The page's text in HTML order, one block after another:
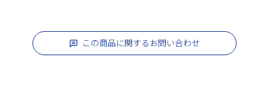
この商品に関するお問い合わせ